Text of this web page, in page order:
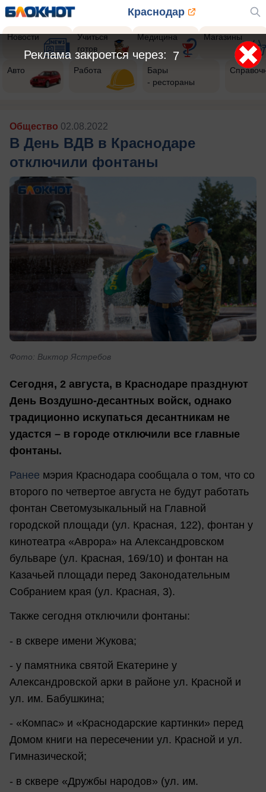
Краснодар
Новости
Учиться
готов
Медицина Магазины
Авто Работа
Бары
- рестораны
Общество 02.08.2022
В День ВДВ в Краснодаре
отключили фонтаны
Фото: Виктор Ястребов
Сегодня, 2 августа, в Краснодаре празднуют
День Воздушно-десантных войск, однако
традиционно искупаться десантникам не
удастся – в городе отключили все главные
фонтаны.
Ранее мэрия Краснодара сообщала о том, что со
второго по четвертое августа не будут работать
фонтан Светомузыкальный на Главной
городской площади (ул. Красная, 122), фонтан у
кинотеатра «Аврора» на Александровском
бульваре (ул. Красная, 169/10) и фонтан на
Казачьей площади перед Законодательным
Собранием края (ул. Красная, 3).
Также сегодня отключили фонтаны:
- в сквере имени Жукова;
- у памятника святой Екатерине у
Александровской арки в районе ул. Красной и
ул. им. Бабушкина;
- «Компас» и «Краснодарские картинки» перед
Домом книги на пересечении ул. Красной и ул.
Гимназической;
- в сквере «Дружбы народов» (ул. им.
4
Реклама закроется через: